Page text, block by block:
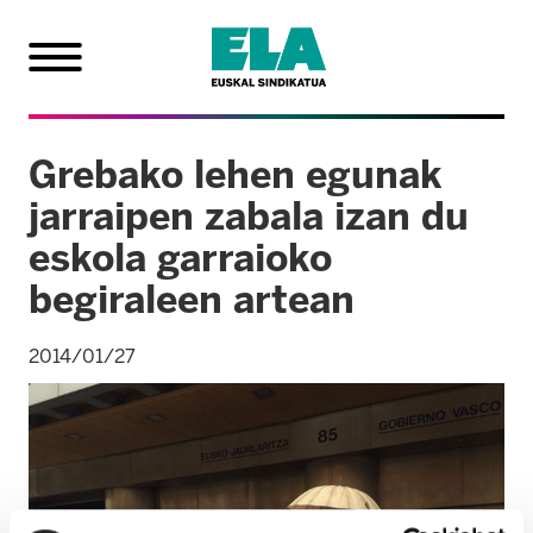
Grebako lehen egunak
jarraipen zabala izan du
eskola garraioko
begiraleen artean
2014/01/27